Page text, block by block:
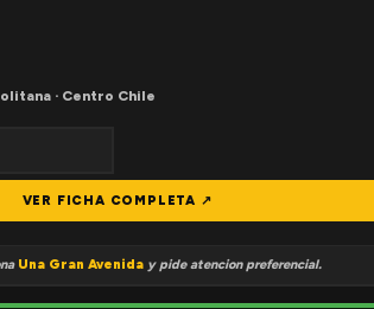
· Centro Chile
VER FICHA COMPLETA ↗
Una Gran Avenida y pide atencion preferencial.